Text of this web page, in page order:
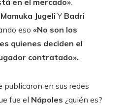
en el mercado».
Mamuka JugeliY Badri
eso «No son los
quienes deciden el
contratado».
publicaron en sus redes
fue el Nápoles ¿quién es?